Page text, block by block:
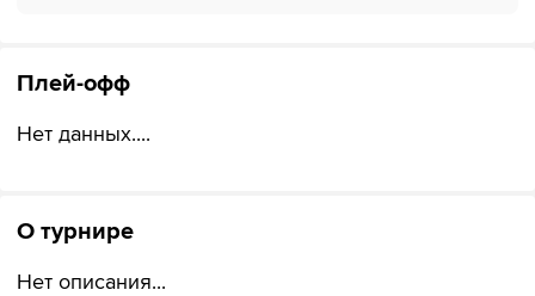
Плей-офф
Нет данных....
О турнире
Нет описания...